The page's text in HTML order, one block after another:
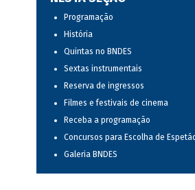
Programação
História
Quintas no BNDES
Sextas instrumentais
Reserva de ingressos
Filmes e festivais de cinema
Receba a programação
Concursos para Escolha de
Galeria BNDES